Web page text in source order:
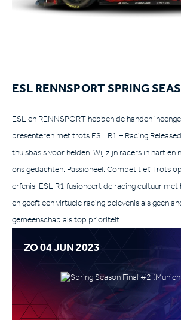
ESL RENNSPORT SPRING
ESL en RENNSPORT hebben de handen
presenteren met trots ESL R1 – Racing
thuisbasis voor helden. Wij zijn racers in hart en
ons gedachten. Passioneel. Competitief. Trots
erfenis. ESL R1 fusioneert de racing cultuur
en geeft een virtuele racing belevenis als geen
gemeenschap als top prioriteit.
ZO 04 JUN 2023